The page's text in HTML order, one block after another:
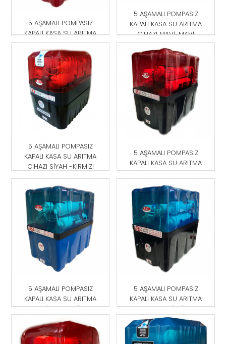
5 AŞAMALI POMPASIZ
KAPALI KASA SU ARITMA
CİHAZI KIRMIZI
5 AŞAMALI POMPASIZ
KAPALI KASA SU ARITMA
CİHAZI MAVİ-MAVİ
5 AŞAMALI POMPASIZ
KAPALI KASA SU ARITMA
CİHAZI SİYAH -KIRMIZI
5 AŞAMALI POMPASIZ
KAPALI KASA SU ARITMA
CİHAZI SİYAH-KIRMIZI
5 AŞAMALI POMPASIZ
KAPALI KASA SU ARITMA
CİHAZI MAVİ
5 AŞAMALI POMPASIZ
KAPALI KASA SU ARITMA
CİHAZI MAVİ-SİYAH